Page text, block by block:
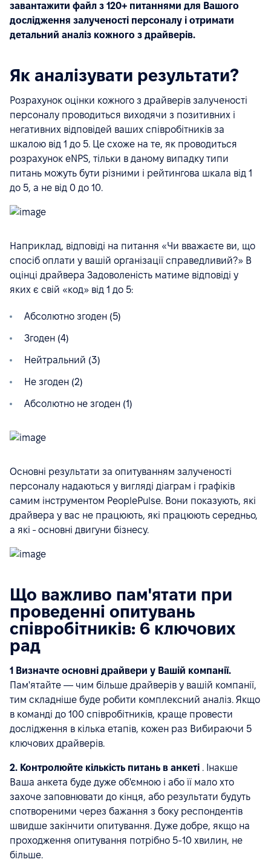
завантажити файл з 120+ питаннями для Вашого
дослідження залученості персоналу і отримати
детальний аналіз кожного з драйверів.
Як аналізувати результати?
Розрахунок оцінки кожного з драйверів залученості
персоналу проводиться виходячи з позитивних і
негативних відповідей ваших співробітників за
шкалою від 1 до 5. Це схоже на те, як проводиться
розрахунок eNPS, тільки в даному випадку типи
питань можуть бути різними і рейтингова шкала від 1
до 5, а не від 0 до 10.
Наприклад, відповіді на питання «Чи вважаєте ви, що
спосіб оплати у вашій організації справедливий?» В
оцінці драйвера Задоволеність матиме відповіді у
яких є свій «код» від 1 до 5:
Абсолютно згоден (5)
Згоден (4)
Нейтральний (3)
Не згоден (2)
Абсолютно не згоден (1)
Основні результати за опитуванням залученості
персоналу надаються у вигляді діаграм і графіків
самим інструментом PeoplePulse. Вони показують, які
драйвера у вас не працюють, які працюють середньо,
а які - основні двигуни бізнесу.
Що важливо пам'ятати при
проведенні опитувань
співробітників: 6 ключових
рад
1 Визначте основні драйвери у Вашій компанії.
Пам'ятайте — чим більше драйверів у вашій компанії,
тим складніше буде робити комплексний аналіз. Якщо
в команді до 100 співробітників, краще провести
дослідження в кілька етапів, кожен раз Вибираючи 5
ключових драйверів.
2. Контролюйте кількість питань в анкеті . Інакше
Ваша анкета буде дуже об'ємною і або її мало хто
захоче заповнювати до кінця, або результати будуть
спотвореними через бажання з боку респондентів
швидше закінчити опитування. Дуже добре, якщо на
проходження опитування потрібно 5-10 хвилин, не
більше.